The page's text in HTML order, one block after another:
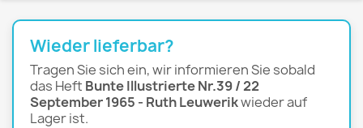
Wieder lieferbar?
Tragen Sie sich ein, wir informieren Sie sobald
das Heft Bunte Illustrierte Nr.39 / 22
September 1965 - Ruth Leuwerikwieder auf
Lager ist.